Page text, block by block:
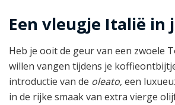
Een vleugje Italië in
Heb je ooit de geur van een zwoele
willen vangen tijdens je
introductie van de oleato, een
in de rijke smaak van extra vierge